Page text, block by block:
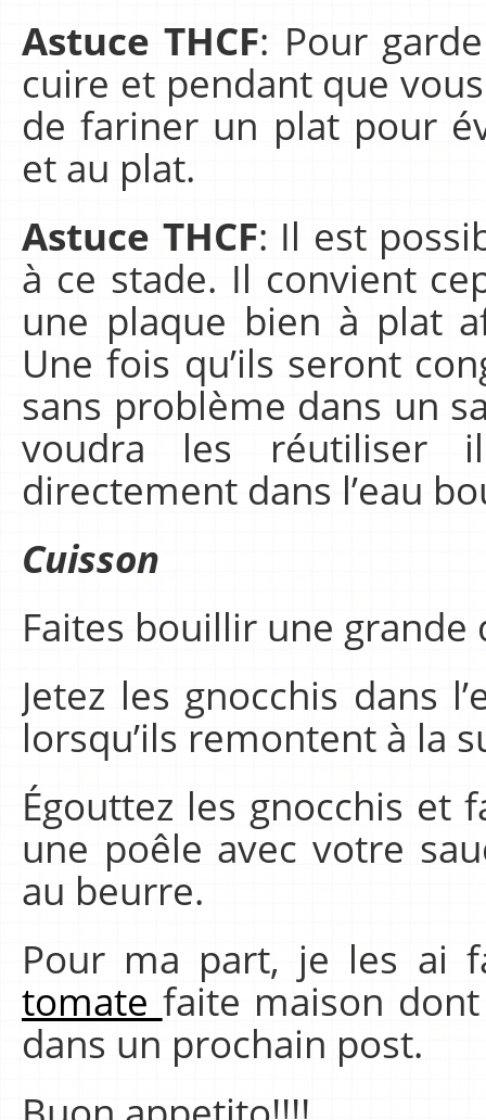
Astuce THCF: Pour
cuire et pendant que
de fariner un plat pour
et au plat.
Astuce THCF: Il est
à ce stade. Il convient
une plaque bien à plat
Une fois qu’ils seront
sans problème dans un
voudra les réutiliser
directement dans l’eau
Cuisson
Faites bouillir une grande
Jetez les gnocchis dans
lorsqu’ils remontent à la
Égouttez les gnocchis et
une poêle avec votre
au beurre.
Pour ma part, je les ai
tomate faite maison
dans un prochain post.